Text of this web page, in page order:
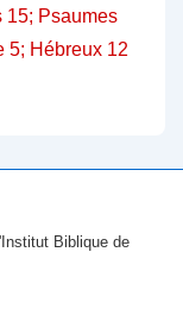
15; Psaumes
5; Hébreux 12
Biblique de